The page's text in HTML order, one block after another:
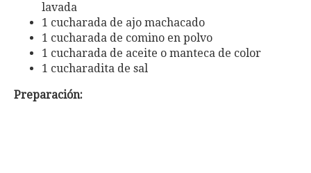
lavada
1 cucharada de ajo machacado
1 cucharada de comino en polvo
1 cucharada de aceite o manteca de color
1 cucharadita de sal
Preparación: